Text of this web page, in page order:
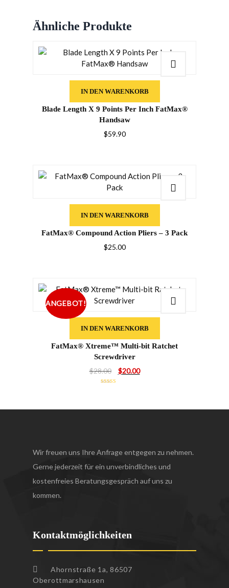
Ähnliche Produkte
IN DEN WARENKORB
Blade Length X 9 Points Per Inch FatMax®
Handsaw
$59.90
IN DEN WARENKORB
FatMax® Compound Action Pliers – 3 Pack
$25.00
ANGEBOT!
IN DEN WARENKORB
FatMax® Xtreme™ Multi-bit Ratchet
Screwdriver
$28.00
Ursprünglicher
Preis
$20.00
Wir freuen uns Ihre Anfrage entgegen zu nehmen.
Gerne jederzeit für ein unverbindliches und
kostenfreies Beratungsgespräch auf uns zu
kommen.
Kontaktmöglichkeiten
Ahornstraße 1a, 86507
Oberottmarshausen